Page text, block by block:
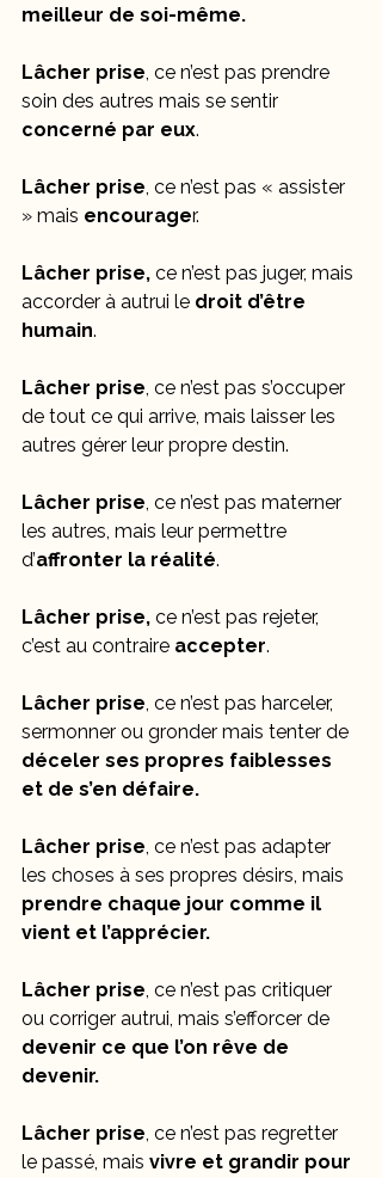
meilleur de soi-même.
Lâcher prise, ce n’est pas prendre
soin des autres mais se sentir
concerné par eux.
Lâcher prise, ce n’est pas « assister
» mais encourager.
Lâcher prise, ce n’est pas juger, mais
accorder à autrui le droit d’être
humain.
Lâcher prise, ce n’est pas s’occuper
de tout ce qui arrive, mais laisser les
autres gérer leur propre destin.
Lâcher prise, ce n’est pas materner
les autres, mais leur permettre
d’affronter la réalité.
Lâcher prise, ce n’est pas rejeter,
c’est au contraire accepter.
Lâcher prise, ce n’est pas harceler,
sermonner ou gronder mais tenter de
déceler ses propres faiblesses
et de s’en défaire.
Lâcher prise, ce n’est pas adapter
les choses à ses propres désirs, mais
prendre chaque jour comme il
vient et l’apprécier.
Lâcher prise, ce n’est pas critiquer
ou corriger autrui, mais s’efforcer de
devenir ce que l’on rêve de
devenir.
Lâcher prise, ce n’est pas regretter
le passé, mais vivre et grandir pour